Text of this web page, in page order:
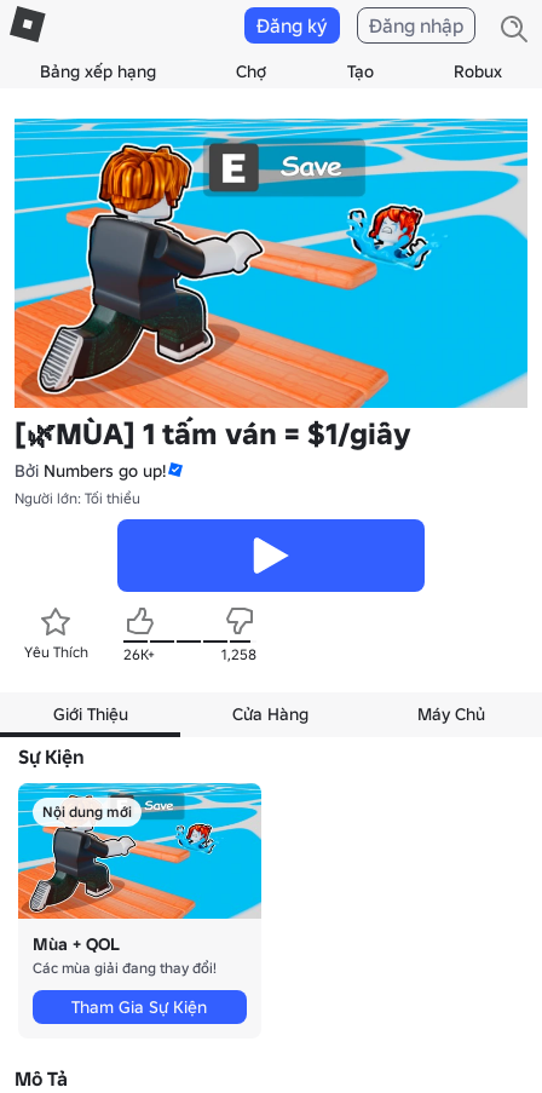
Bảng xếp hạng Chợ Tạo Robux
Đăng ký Đăng nhập
[🌿MÙA] 1 tấm ván = $1/giây
Bởi Numbers go up!
Người lớn: Tối thiểu
Yêu Thích 26K+ 1,258
Giới Thiệu Cửa Hàng Máy Chủ
Sự Kiện
Nội dung mới
Mùa + QOL
Các mùa giải đang thay đổi!
Tham Gia Sự Kiện
Mô Tả